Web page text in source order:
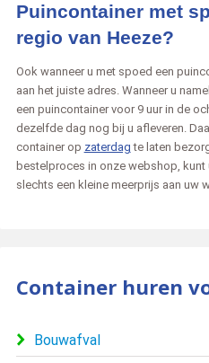
Puincontainer met
regio van Heeze?
Ook wanneer u met spoed een
aan het juiste adres. Wanneer u
een puincontainer voor 9 uur in de
dezelfde dag nog bij u afleveren.
container op zaterdag te laten
bestelproces in onze webshop,
slechts een kleine meerprijs aan uw
Container huren
Bouwafval